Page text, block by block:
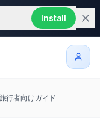
Install
行者向けガイド